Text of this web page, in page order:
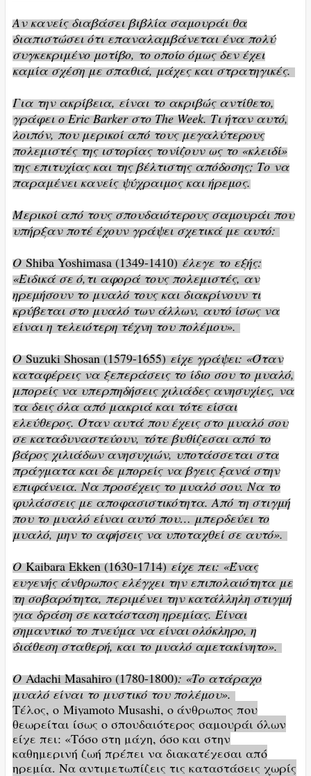
Αν κανείς διαβάσει βιβλία σαμουράι θα
διαπιστώσει ότι επαναλαμβάνεται ένα πολύ
συγκεκριμένο μοτίβο, το οποίο όμως δεν έχει
καμία σχέση με σπαθιά, μάχες και στρατηγικές.
Για την ακρίβεια, είναι το ακριβώς αντίθετο,
γράφει ο Eric Barker στο The Week. Τι ήταν αυτό,
λοιπόν, που μερικοί από τους μεγαλύτερους
πολεμιστές της ιστορίας τονίζουν ως το «κλειδί»
της επιτυχίας και της βέλτιστης απόδοσης; Το να
παραμένει κανείς ψύχραιμος και ήρεμος.
Μερικοί από τους σπουδαιότερους σαμουράι που
υπήρξαν ποτέ έχουν γράψει σχετικά με αυτό:
ΟShiba Yoshimasa (1349-1410)έλεγε το εξής:
«Ειδικά σε ό,τι αφορά τους πολεμιστές, αν
ηρεμήσουν το μυαλό τους και διακρίνουν τι
κρύβεται στο μυαλό των άλλων, αυτό ίσως να
είναι η τελειότερη τέχνη του πολέμου».
ΟSuzuki Shosan (1579-1655)είχε γράψει: «Όταν
καταφέρεις να ξεπεράσεις το ίδιο σου το μυαλό,
μπορείς να υπερπηδήσεις χιλιάδες ανησυχίες, να
τα δεις όλα από μακριά και τότε είσαι
ελεύθερος. Όταν αυτά που έχεις στο μυαλό σου
σε καταδυναστεύουν, τότε βυθίζεσαι από το
βάρος χιλιάδων ανησυχιών, υποτάσσεται στα
πράγματα και δε μπορείς να βγεις ξανά στην
επιφάνεια. Να προσέχεις το μυαλό σου. Να το
φυλάσσεις με αποφασιστικότητα. Από τη στιγμή
που το μυαλό είναι αυτό που… μπερδεύει το
μυαλό, μην το αφήσεις να υποταχθεί σε αυτό».
ΟKaibara Ekken (1630-1714)είχε πει: «Ένας
ευγενής άνθρωπος ελέγχει την επιπολαιότητα με
τη σοβαρότητα, περιμένει την κατάλληλη στιγμή
για δράση σε κατάσταση ηρεμίας. Είναι
σημαντικό το πνεύμα να είναι ολόκληρο, η
διάθεση σταθερή, και το μυαλό αμετακίνητο».
ΟAdachi Masahiro (1780-1800): «Το ατάραχο
μυαλό είναι το μυστικό του πολέμου».
Τέλος, ο Miyamoto Musashi, ο άνθρωπος που
θεωρείται ίσως ο σπουδαιότερος σαμουράι όλων
είχε πει: «Τόσο στη μάχη, όσο και στην
καθημερινή ζωή πρέπει να διακατέχεσαι από
ηρεμία. Να αντιμετωπίζεις τις καταστάσεις χωρίς